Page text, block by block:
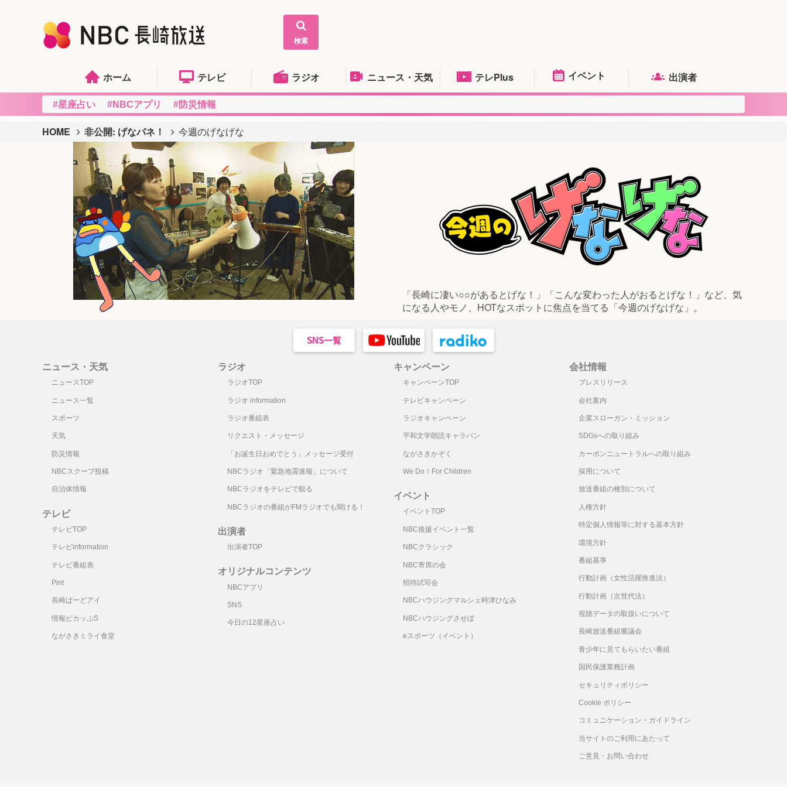
検索
ホーム テレビ ラジオ ニュース・天気 テレPlus イベント 出演者
#星座占い #NBCアプリ #防災情報
HOME 非公開: げなパネ！ 今週のげなげな
「長崎に凄い○○があるとげな！」「こんな変わった人がおるとげな！」など、気
になる人やモノ、HOTなスポットに焦点を当てる「今週のげなげな」。
ニュース・天気
ニュースTOP
ニュース一覧
スポーツ
天気
防災情報
NBCスクープ投稿
自治体情報
テレビ
テレビTOP
テレビinformation
テレビ番組表
Pint
長崎ばーどアイ
情報ピカッぷS
ながさきミライ食堂
ラジオ
ラジオTOP
ラジオ information
ラジオ番組表
リクエスト・メッセージ
「お誕生日おめでとう」メッセージ受付
NBCラジオ「緊急地震速報」について
NBCラジオをテレビで観る
NBCラジオの番組がFMラジオでも聞ける！
出演者
出演者TOP
オリジナルコンテンツ
NBCアプリ
SNS
今日の12星座占い
キャンペーン
キャンペーンTOP
テレビキャンペーン
ラジオキャンペーン
平和文学朗読キャラバン
ながさきかぞく
We Do！For Children
イベント
イベントTOP
NBC後援イベント一覧
NBCクラシック
NBC寄席の会
招待試写会
NBCハウジングマルシェ時津ひなみ
NBCハウジングさせぼ
eスポーツ（イベント）
会社情報
プレスリリース
会社案内
企業スローガン・ミッション
SDGsへの取り組み
カーボンニュートラルへの取り組み
採用について
放送番組の種別について
人権方針
特定個人情報等に対する基本方針
環境方針
番組基準
行動計画（女性活躍推進法）
行動計画（次世代法）
視聴データの取扱いについて
長崎放送番組審議会
青少年に見てもらいたい番組
国民保護業務計画
セキュリティポリシー
Cookie ポリシー
コミュニケーション・ガイドライン
当サイトのご利用にあたって
ご意見・お問い合わせ